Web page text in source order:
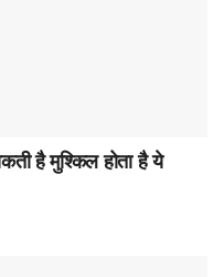
है मुश्किल होता है ये